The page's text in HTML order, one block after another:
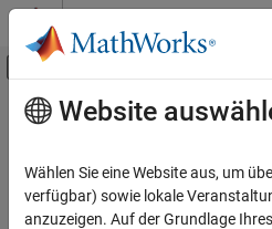
Weiter zum Inhalt
Umschaltung für
Ressource
Hauptinhalt
Website
Wählen Sie eine Website aus, um
verfügbar) sowie lokale
anzuzeigen. Auf der Grundlage